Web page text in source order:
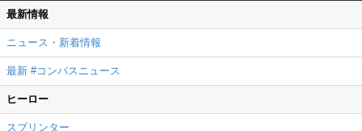
最新情報
ニュース・新着情報
最新 #コンパスニュース
ヒーロー
スプリンター